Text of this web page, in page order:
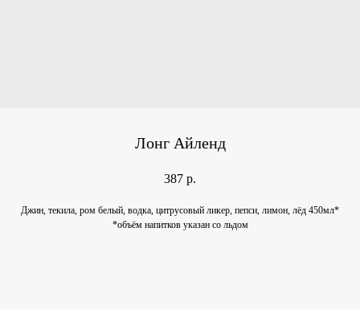
Лонг Айленд
387 р.
Джин, текила, ром белый, водка, цитрусовый ликер, пепси, лимон, лёд 450мл*
*объём напитков указан со льдом